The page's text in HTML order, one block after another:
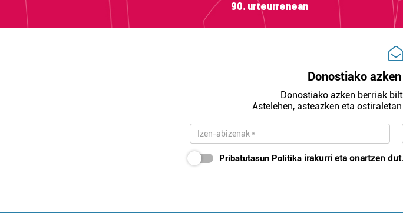
90. urteurrenean
Donostiako
Donostiako azken berriak
Astelehen, asteazken eta
Pribatutasun Politika irakurri eta onartzen dut.